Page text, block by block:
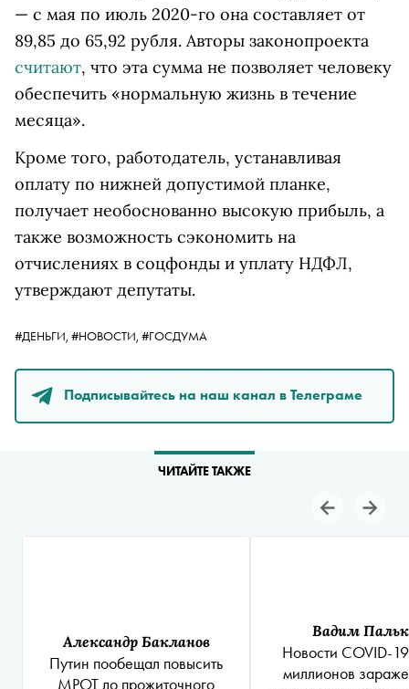
— с мая по июль 2020-го она составляет от
89,85 до 65,92 рубля. Авторы законопроекта
считают, что эта сумма не позволяет человеку
обеспечить «нормальную жизнь в течение
месяца».
Кроме того, работодатель, устанавливая
оплату по нижней допустимой планке,
получает необоснованно высокую прибыль, а
также возможность сэкономить на
отчислениях в соцфонды и уплату НДФЛ,
утверждают депутаты.
#ДЕНЬГИ, #НОВОСТИ, #ГОСДУМА
Подписывайтесь на наш канал в Телеграме
ЧИТАЙТЕ ТАКЖЕ
Александр Бакланов
Путин пообещал повысить
МРОТ до прожиточного
Вадим
Новости COVID-
миллионов